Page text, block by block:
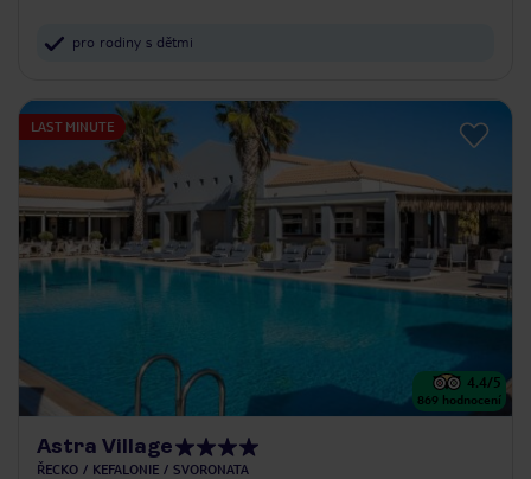
pro rodiny s dětmi
LAST MINUTE
4.4/5
869 hodnocení
Astra Village
ŘECKO KEFALONIE SVORONATA